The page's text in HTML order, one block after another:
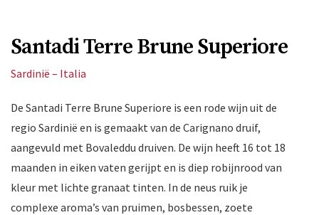
Santadi Terre Brune Superiore
Sardinië – Italia
De Santadi Terre Brune Superiore is een rode wijn uit de
regio Sardinië en is gemaakt van de Carignano druif,
aangevuld met Bovaleddu druiven. De wijn heeft 16 tot 18
maanden in eiken vaten gerijpt en is diep robijnrood van
kleur met lichte granaat tinten. In de neus ruik je
complexe aroma’s van pruimen, bosbessen, zoete